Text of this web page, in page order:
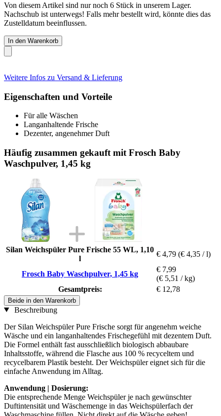
Von diesem Artikel sind nur noch 6 Stück in unserem Lager.
Nachschub ist unterwegs! Falls mehr bestellt wird, könnte dies das
Zustelldatum beeinflussen.
In den Warenkorb
Weitere Infos zu Versand & Lieferung
Eigenschaften und Vorteile
Für alle Wäschen
Langanhaltende Frische
Dezenter, angenehmer Duft
Häufig zusammen gekauft mit Frosch Baby
Waschpulver, 1,45 kg
Silan Weichspüler Pure Frische 55 WL, 1,10
l
€ 4,79 (€ 4,35 / l)
Frosch Baby Waschpulver, 1,45 kg
€ 7,99
(€ 5,51 / kg)
Gesamtpreis:
€ 12,78
Beide in den Warenkorb
Beschreibung
Der Silan Weichspüler Pure Frische sorgt für angenehm weiche
Wäsche und ein langanhaltendes Frischegefühl mit dezentem Duft.
Die Formel enthält fast ausschließlich biologisch abbaubare
Inhaltsstoffe, während die Flasche aus 100 % recyceltem und
recycelbarem Plastik besteht. Der Weichspüler eignet sich für die
einfache Anwendung im Alltag.
Anwendung | Dosierung:
Die entsprechende Menge Weichspüler je nach gewünschter
Duftintensität und Wäschemenge in das Weichspülerfach der